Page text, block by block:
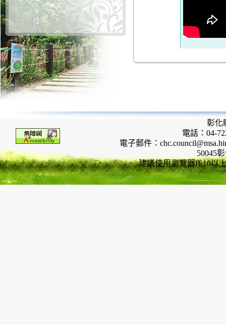
彰化
電話：04-
電子郵件：
50045
建議使用瀏覽器IE10以